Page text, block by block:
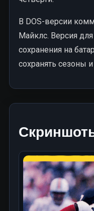
В DOS-версии
Майклс. Версия
сохранения на
сохранять сезоны и